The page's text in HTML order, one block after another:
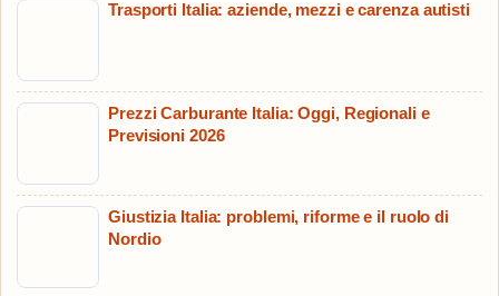
Trasporti Italia: aziende, mezzi e carenza autisti
Prezzi Carburante Italia: Oggi, Regionali e
Previsioni 2026
Giustizia Italia: problemi, riforme e il ruolo di
Nordio